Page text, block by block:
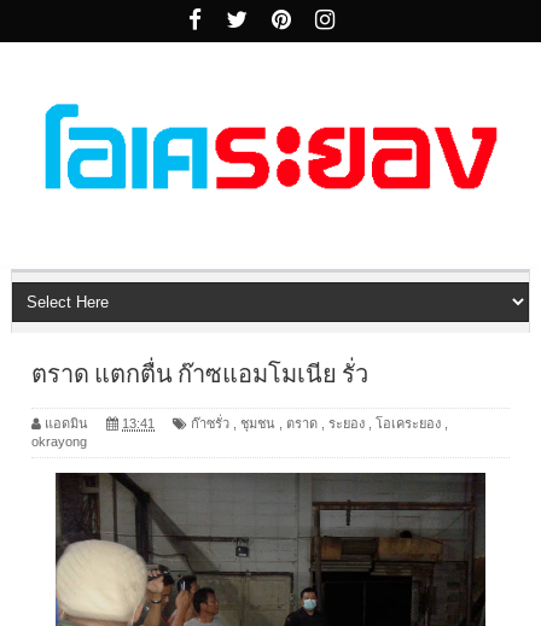
ตราด แตกตื่น ก๊าซแอมโมเนีย รั่ว
แอดมิน 13:41 ก๊าซรั่ว ชุมชน ตราด ระยอง โอเคระยอง
okrayong